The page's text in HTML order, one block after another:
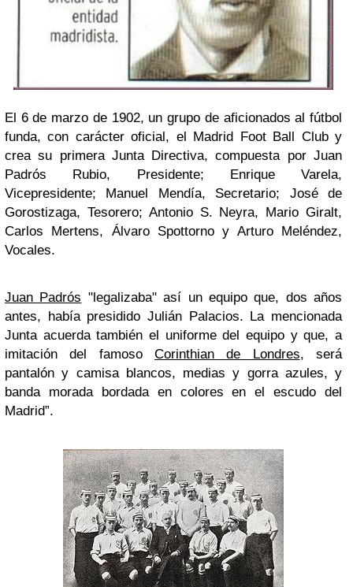
El 6 de marzo de 1902, un grupo de aficionados al fútbol
funda, con carácter oficial, el Madrid Foot Ball Club y
crea su primera Junta Directiva, compuesta por Juan
Padrós Rubio, Presidente; Enrique Varela,
Vicepresidente; Manuel Mendía, Secretario; José de
Gorostizaga, Tesorero; Antonio S. Neyra, Mario Giralt,
Carlos Mertens, Álvaro Spottorno y Arturo Meléndez,
Vocales.
Juan Padrós "legalizaba" así un equipo que, dos años
antes, había presidido Julián Palacios. La mencionada
Junta acuerda también el uniforme del equipo y que, a
imitación del famoso Corinthian de Londres, será
pantalón y camisa blancos, medias y gorra azules, y
banda morada bordada en colores en el escudo del
Madrid”.